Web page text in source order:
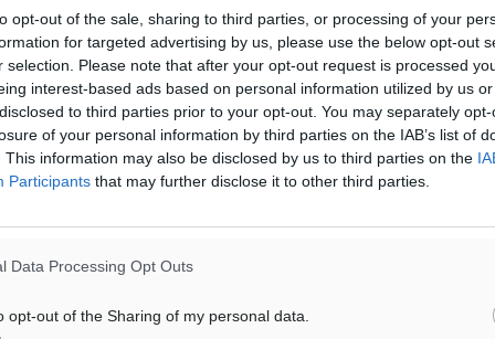
opt-out of the sale, sharing to third parties, or processing of your
for targeted advertising by us, please use the below opt-out
selection. Please note that after your opt-out request is processed
interest-based ads based on personal information utilized by us
to third parties prior to your opt-out. You may separately
of your personal information by third parties on the IAB’s list of
This information may also be disclosed by us to third parties on the
Participants that may further disclose it to other third parties.
Data Processing Opt Outs
opt-out of the Sharing of my personal data.
στη θάλασσα προς
Κέντρο Συντονισμού
(10) άτομα εκ των
τις αισθήσεις τους.
με χρήση ΚΑΡΠΑ, ενώ
(03) ΠΛΣ καθώς και ένα
Από το Δίκτυο για τα
και τις Ελευθερίες της Νέας
Αριστεράς…
Μητέρα της Ελένης
"Είναι όνειρό μου από την
στιγμή να δημιουργηθεί ένα